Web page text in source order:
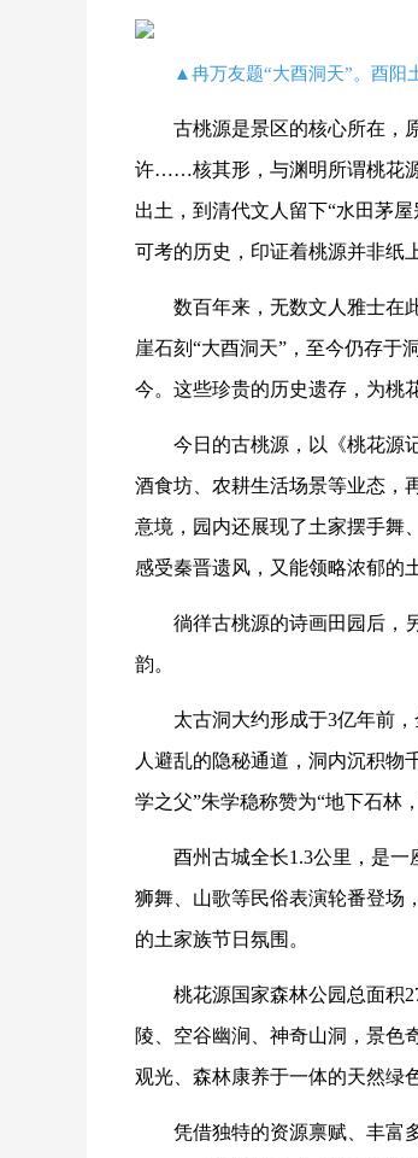
▲冉万友题“大酉洞天”。酉阳
古桃源是景区的核心所在，
许……核其形，与渊明所谓桃花
出土，到清代文人留下“水田茅
可考的历史，印证着桃源并非纸
数百年来，无数文人雅士在
崖石刻“大酉洞天”，至今仍存于
今。这些珍贵的历史遗存，为桃
今日的古桃源，以《桃花源
酒食坊、农耕生活场景等业态，
意境，园内还展现了土家摆手舞
感受秦晋遗风，又能领略浓郁的
徜徉古桃源的诗画田园后，
韵。
太古洞大约形成于3亿年前
人避乱的隐秘通道，洞内沉积物
学之父”朱学稳称赞为“地下石林
酉州古城全长1.3公里，是一
狮舞、山歌等民俗表演轮番登场
的土家族节日氛围。
桃花源国家森林公园总面积
陵、空谷幽涧、神奇山洞，景色
观光、森林康养于一体的天然绿
凭借独特的资源禀赋、丰富